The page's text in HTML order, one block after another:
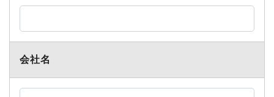
会社名